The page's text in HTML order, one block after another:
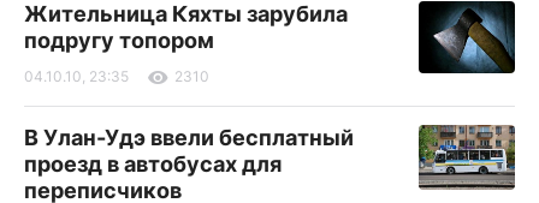
Жительница Кяхты зарубила
подругу топором
04.10.10, 23:35 2310
В Улан-Удэ ввели бесплатный
проезд в автобусах для
переписчиков